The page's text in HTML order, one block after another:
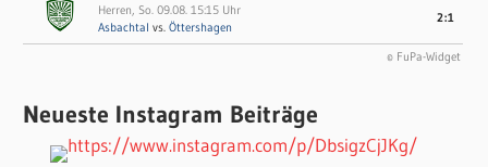
Herren, So. 09.08. 15:15 Uhr
Asbachtal vs.Öttershagen
2:1
© FuPa-Widget
Neueste Instagram Beiträge